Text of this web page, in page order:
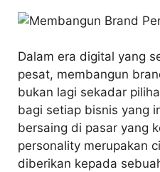
Dalam era digital yang
pesat, membangun
bukan lagi sekadar
bagi setiap bisnis yang
bersaing di pasar yang
personality merupakan
diberikan kepada